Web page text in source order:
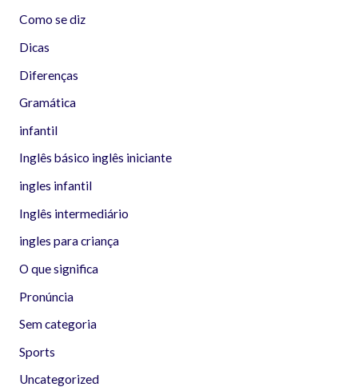
Como se diz
Dicas
Diferenças
Gramática
infantil
Inglês básico inglês iniciante
ingles infantil
Inglês intermediário
ingles para criança
O que significa
Pronúncia
Sem categoria
Sports
Uncategorized